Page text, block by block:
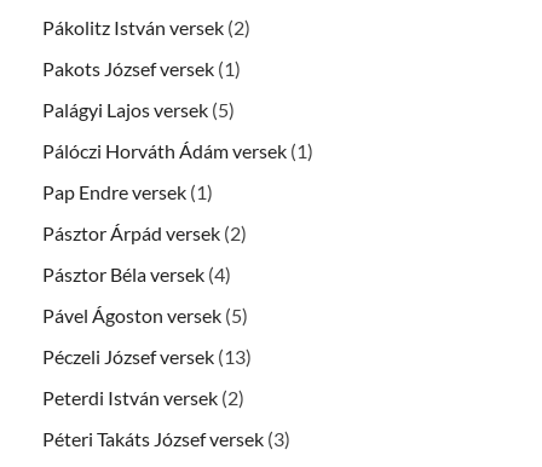
Pákolitz István versek (2)
Pakots József versek (1)
Palágyi Lajos versek (5)
Pálóczi Horváth Ádám versek (1)
Pap Endre versek (1)
Pásztor Árpád versek (2)
Pásztor Béla versek (4)
Pável Ágoston versek (5)
Péczeli József versek (13)
Peterdi István versek (2)
Péteri Takáts József versek (3)